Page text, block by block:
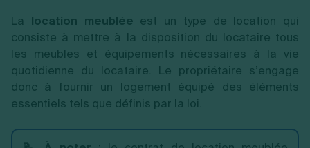
La location meublée est un type de location qui
consiste à mettre à la disposition du locataire tous
les meubles et équipements nécessaires à la vie
quotidienne du locataire. Le propriétaire s’engage
donc à fournir un logement équipé des éléments
essentiels tels que définis par la loi.